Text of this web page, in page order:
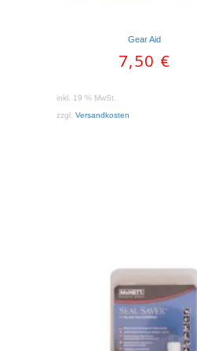
Gear Aid
7,50 €
inkl. 19 % MwSt.
zzgl.Versandkosten